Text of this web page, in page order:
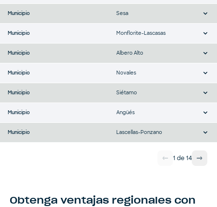
Municipio Sesa
Municipio Monflorite-Lascasas
Municipio Albero Alto
Municipio Novales
Municipio Siétamo
Municipio Angüés
Municipio Lascellas-Ponzano
1 de14
Obtenga ventajas regionales con